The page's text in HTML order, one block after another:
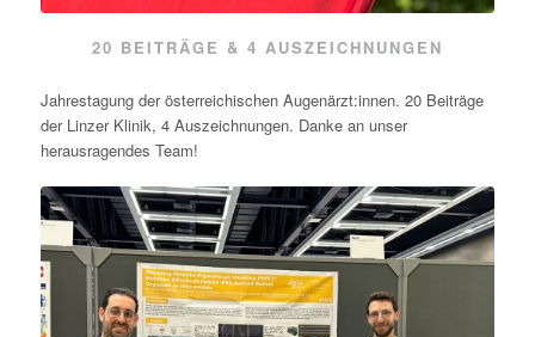
20 BEITRÄGE & 4 AUSZEICHNUNGEN
Jahrestagung der österreichischen Augenärzt:innen. 20 Beiträge
der Linzer Klinik, 4 Auszeichnungen. Danke an unser
herausragendes Team!